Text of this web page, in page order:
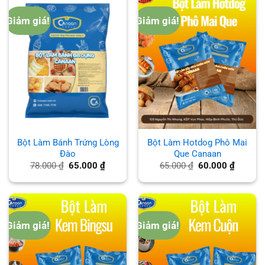
Giảm giá!
Bột Làm Bánh Trứng Lòng
Đào
78.000₫ Giá
là:
65.000₫Giá
tại
65.000 ₫.
Giảm giá!
Bột Làm Hotdog Phô Mai
Que Canaan
65.000₫ Giá
là:
60.000₫Giá
tại
60.000
Giảm giá! Giảm giá!